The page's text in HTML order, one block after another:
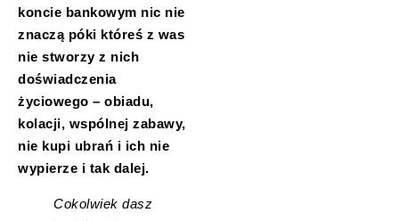
koncie bankowym nic nie
znaczą póki któreś z was
nie stworzy z nich
doświadczenia
życiowego – obiadu,
kolacji, wspólnej zabawy,
nie kupi ubrań i ich nie
wypierze i tak dalej.
Cokolwiek dasz